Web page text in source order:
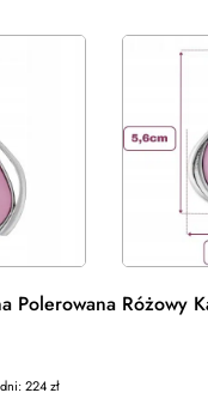
Polerowana Różowy
224zł